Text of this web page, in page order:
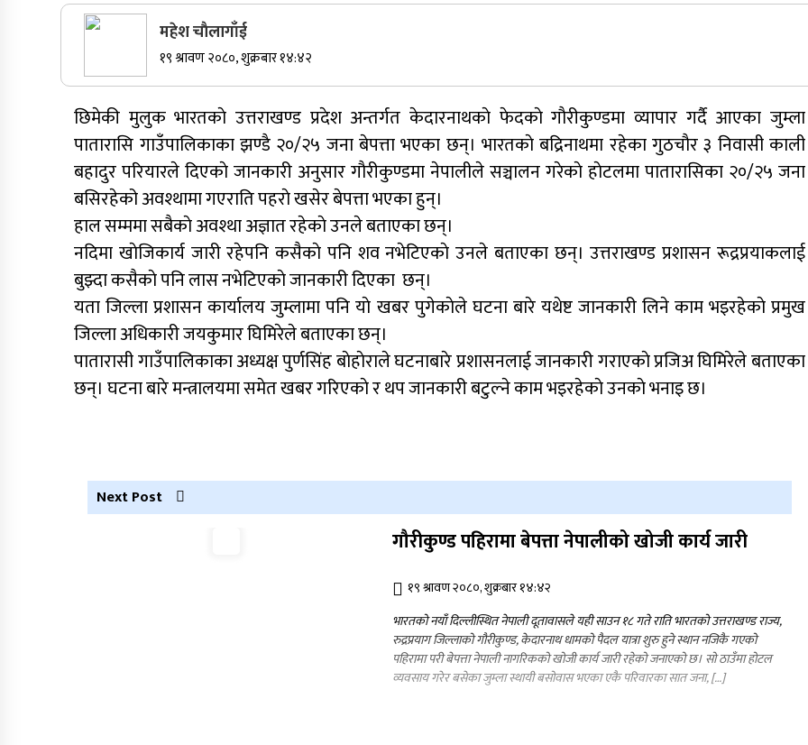
सुर्खेतमा जिप दुर्घटना,१५ जना घाइते
राजीनामा
खारेजको आदेश गरेको हो ।
नेपाली कांग्रेस जुम्लाका कोषाध्यक्ष पाण्डेको
निधन
डाेल्पाकाे जगदुल्लाबाट जुम्ला आउँदै गरेकाे जिप
दुर्घटना, एकको मृत्यु
महेश चाैलागाँई
१९ श्रावण २०८०, शुक्रबार १४:४२
छिमेकी मुलुक भारतकाे उत्तराखण्ड प्रदेश अन्तर्गत केदारनाथकाे फेदकाे गाैरीकुण्डमा व्यापार गर्दै आएका जुम्ला
पातारासि गाउँपालिकाका झण्डै २०/२५ जना बेपत्ता भएका छन्। भारतकाे बद्रिनाथमा रहेका गुठचाैर ३ निवासी काली
बहादुर परियारले दिएकाे जानकारी अनुसार गाैरीकुण्डमा नेपालीले सञ्चालन गरेकाे हाेटलमा पातारासिका २०/२५ जना
बसिरहेको अवश्थामा गएराति पहराे खसेर बेपत्ता भएका हुन्।
हाल सम्ममा सबैकाे अवश्था अज्ञात रहेकाे उनले बताएका छन्।
नदिमा खाेजिकार्य जारी रहेपनि कसैकाे पनि शव नभेटिएकाे उनले बताएका छन्। उत्तराखण्ड प्रशासन रूद्रप्रयाकलाई
बुझ्दा कसैकाे पनि लास नभेटिएकाे जानकारी दिएका छन्।
यता जिल्ला प्रशासन कार्यालय जुम्लामा पनि याे खबर पुगेकाेले घटना बारे यथेष्ट जानकारी लिने काम भइरहेकाे प्रमुख
जिल्ला अधिकारी जयकुमार घिमिरेले बताएका छन्।
पातारासी गाउँपालिकाका अध्यक्ष पुर्णसिंह बाेहाेराले घटनाबारे प्रशासनलाई जानकारी गराएकाे प्रजिअ घिमिरेले बताएका
छन्। घटना बारे मन्त्रालयमा समेत खबर गरिएकाे र थप जानकारी बटुल्ने काम भइरहेकाे उनकाे भनाइ छ।
Next Post
गौरीकुण्ड पहिरामा बेपत्ता नेपालीको खोजी कार्य जारी
१९ श्रावण २०८०, शुक्रबार १४:४२
भारतको नयाँ दिल्लीस्थित नेपाली दूतावासले यही साउन १८ गते राति भारतको उत्तराखण्ड राज्य,
रुद्रप्रयाग जिल्लाको गौरीकुण्ड, केदारनाथ धामको पैदल यात्रा शुरु हुने स्थान नजिकै गएको
पहिरामा परी बेपत्ता नेपाली नागरिकको खोजी कार्य जारी रहेको जनाएको छ। सो ठाउँमा होटल
व्यवसाय गरेर बसेका जुम्ला स्थायी बसोवास भएका एकै परिवारका सात जना, […]